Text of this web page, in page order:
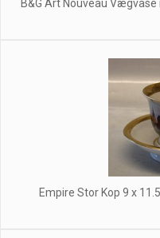
B&G Art Nouveau Vægvase
Empire Stor Kop 9 x